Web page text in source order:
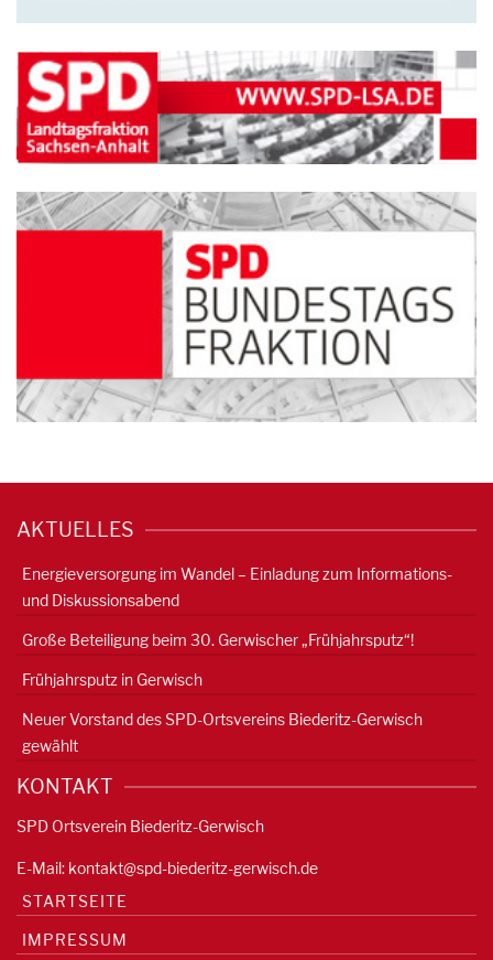
AKTUELLES
Energieversorgung im Wandel – Einladung zum Informations-
und Diskussionsabend
Große Beteiligung beim 30. Gerwischer „Frühjahrsputz“!
Frühjahrsputz in Gerwisch
Neuer Vorstand des SPD-Ortsvereins Biederitz-Gerwisch
gewählt
KONTAKT
SPD Ortsverein Biederitz-Gerwisch
E-Mail: kontakt@spd-biederitz-gerwisch.de
STARTSEITE
IMPRESSUM